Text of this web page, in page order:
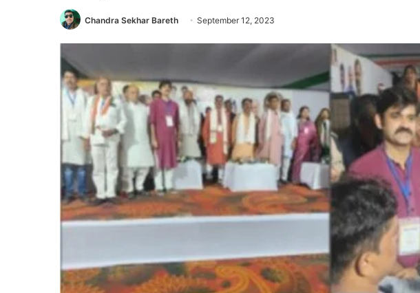
Chandra Sekhar Bareth September 12, 2023